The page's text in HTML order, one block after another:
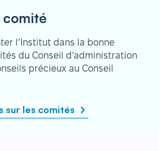
comité
l’Institut dans la bonne
du Conseil d’administration
précieux au Conseil
sur les comités